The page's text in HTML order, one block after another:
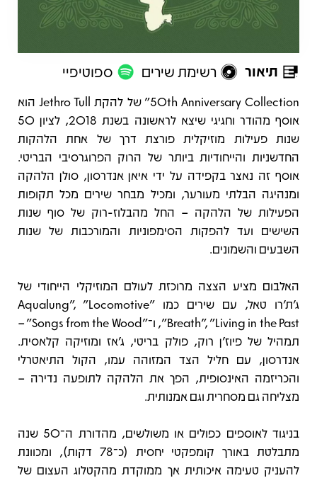
תיאור רשימת שירים ספוטיפיי
תיאור
50th Anniversary Collection" של להקת Jethro Tull הוא
אוסף מהודר וחגיגי שיצא לראשונה בשנת 2018, לציון 50
שנות פעילות מוזיקלית פורצת דרך של אחת הלהקות
החדשניות והייחודיות ביותר של הרוק הפרוגרסיבי הבריטי.
אוסף זה נאצר בקפידה על ידי איאן אנדרסון, סולן הלהקה
ומנהיגה הבלתי מעורער, ומכיל מבחר שירים מכל תקופות
הפעילות של הלהקה – החל מהבלוז-רוק של סוף שנות
השישים ועד להפקות הסימפוניות והמורכבות של שנות
השבעים והשמונים.
האלבום מציע הצצה מרוכזת לעולם המוזיקלי הייחודי של
ג’ת’רו טאל, עם שירים כמו "Aqualung", "Locomotive
Breath", "Living in the Past", ו־"Songs from the Wood" –
תמהיל של פיוז'ן רוק, פולק בריטי, ג’אז ומוזיקה קלאסית.
אנדרסון, עם חליל הצד המזוהה עמו, הקול התיאטרלי
והכריזמה האינסופית, הפך את הלהקה לתופעה נדירה –
מצליחה גם מסחרית וגם אמנותית.
בניגוד לאוספים כפולים או משולשים, מהדורת ה־50 שנה
מתבלטת באורך קומפקטי יחסית (כ־78 דקות), ומכוונת
להעניק טעימה איכותית אך ממוקדת מהקטלוג העצום של